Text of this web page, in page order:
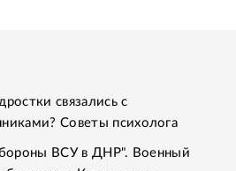
связались с
Советы психолога
ВСУ в ДНР". Военный